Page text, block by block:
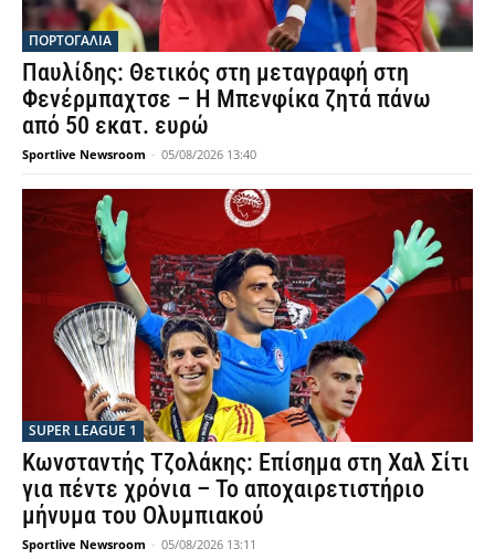
ΠΟΡΤΟΓΑΛΙΑ
Παυλίδης: Θετικός στη μεταγραφή στη
Φενέρμπαχτσε – Η Μπενφίκα ζητά πάνω
από 50 εκατ. ευρώ
Sportlive Newsroom - 05/08/2026 13:40
SUPER LEAGUE 1
Κωνσταντής Τζολάκης: Επίσημα στη Χαλ Σίτι
για πέντε χρόνια – Το αποχαιρετιστήριο
μήνυμα του Ολυμπιακού
Sportlive Newsroom - 05/08/2026 13:11